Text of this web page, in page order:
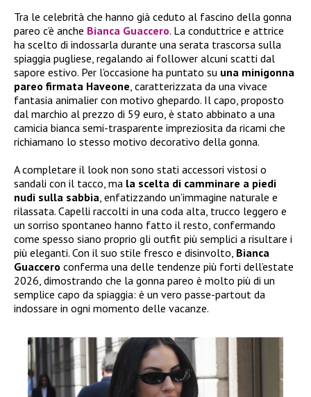
Tra le celebrità che hanno già ceduto al fascino della gonna
pareo c’è anche Bianca Guaccero. La conduttrice e attrice
ha scelto di indossarla durante una serata trascorsa sulla
spiaggia pugliese, regalando ai follower alcuni scatti dal
sapore estivo. Per l’occasione ha puntato su una minigonna
pareo firmata Haveone, caratterizzata da una vivace
fantasia animalier con motivo ghepardo. Il capo, proposto
dal marchio al prezzo di 59 euro, è stato abbinato a una
camicia bianca semi-trasparente impreziosita da ricami che
richiamano lo stesso motivo decorativo della gonna.
A completare il look non sono stati accessori vistosi o
sandali con il tacco, ma la scelta di camminare a piedi
nudi sulla sabbia, enfatizzando un’immagine naturale e
rilassata. Capelli raccolti in una coda alta, trucco leggero e
un sorriso spontaneo hanno fatto il resto, confermando
come spesso siano proprio gli outfit più semplici a risultare i
più eleganti. Con il suo stile fresco e disinvolto, Bianca
Guaccero conferma una delle tendenze più forti dell’estate
2026, dimostrando che la gonna pareo è molto più di un
semplice capo da spiaggia: è un vero passe-partout da
indossare in ogni momento delle vacanze.